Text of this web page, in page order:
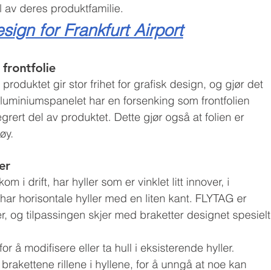
deres produktfamilie.
for Frankfurt Airport
frontfolie
gir stor frihet for grafisk design, og gjør det
har en forsenking som frontfolien
del av produktet. Dette gjør også at folien er
i drift, har hyller som er vinklet litt innover, i
horisontale hyller med en liten kant. FLYTAG er
og tilpassingen skjer med braketter designet spesielt
å modifisere eller ta hull i eksisterende hyller.
rillene i hyllene, for å unngå at noe kan